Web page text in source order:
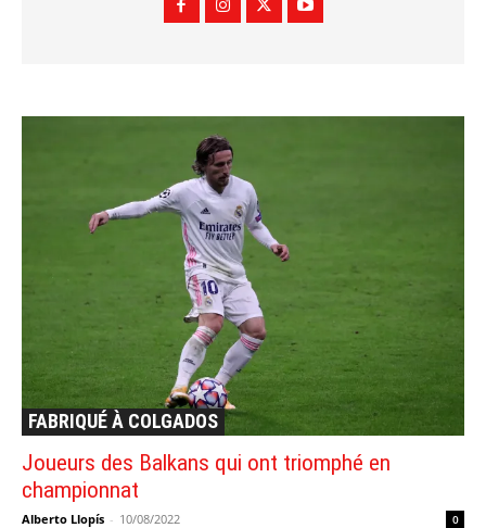
FABRIQUÉ À COLGADOS
Joueurs des Balkans qui ont triomphé en
championnat
Alberto Llopís - 10/08/2022 0